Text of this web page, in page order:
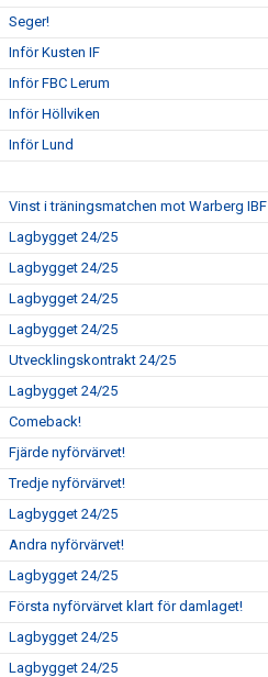
Seger!
Inför Kusten IF
Inför FBC Lerum
Inför Höllviken
Inför Lund
Vinst i träningsmatchen mot Warberg IBF
Lagbygget 24/25
Lagbygget 24/25
Lagbygget 24/25
Lagbygget 24/25
Utvecklingskontrakt 24/25
Lagbygget 24/25
Comeback!
Fjärde nyförvärvet!
Tredje nyförvärvet!
Lagbygget 24/25
Andra nyförvärvet!
Lagbygget 24/25
Första nyförvärvet klart för damlaget!
Lagbygget 24/25
Lagbygget 24/25